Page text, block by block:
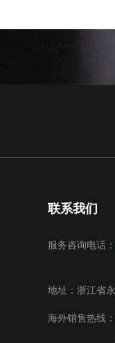
联系我们
服务咨询电话：
地址：浙江省
海外销售热线